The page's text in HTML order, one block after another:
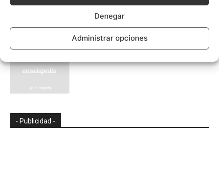
Denegar
Administrar opciones
- Publicidad -